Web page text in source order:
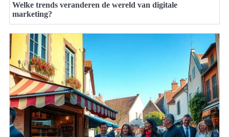
Welke trends veranderen de wereld van digitale
marketing?